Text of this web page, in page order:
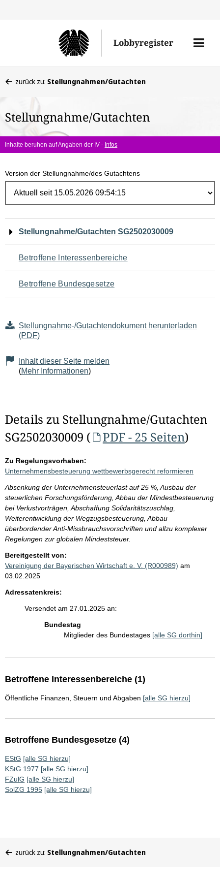
Lobbyregister
Menü
befinden
hier:
zurück zu: Stellungnahmen/Gutachten
Stellungnahme/Gutachten
Inhalte beruhen auf Angaben der IV - Infos
Version der Stellungnahme/des Gutachtens
Navigation
für
den
Seiteninhalt
Stellungnahme/Gutachten SG2502030009
Betroffene Interessenbereiche
Betroffene Bundesgesetze
Stellungnahme-/Gutachtendokument herunterladen
(PDF)
Inhalt dieser Seite melden
(Mehr Informationen)
Details zu Stellungnahme/Gutachten
SG2502030009 (
PDF - 25 Seiten)
Zu Regelungsvorhaben:
Unternehmensbesteuerung wettbewerbsgerecht reformieren
Absenkung der Unternehmensteuerlast auf 25 %, Ausbau der
steuerlichen Forschungsförderung, Abbau der Mindestbesteuerung
bei Verlustvorträgen, Abschaffung Solidaritätszuschlag,
Weiterentwicklung der Wegzugsbesteuerung, Abbau
überbordender Anti-Missbrauchsvorschriften und allzu komplexer
Regelungen zur globalen Mindeststeuer.
Bereitgestellt von:
Vereinigung der Bayerischen Wirtschaft e. V. (R000989) am
03.02.2025
Adressatenkreis:
Versendet am 27.01.2025 an:
Bundestag
Mitglieder des Bundestages [alle SG dorthin]
Betroffene Interessenbereiche (1)
Öffentliche Finanzen, Steuern und Abgaben [alle SG hierzu]
Betroffene Bundesgesetze (4)
EStG [alle SG hierzu]
KStG 1977 [alle SG hierzu]
FZulG [alle SG hierzu]
SolZG 1995 [alle SG hierzu]
befinden
zurück zu: Stellungnahmen/Gutachten